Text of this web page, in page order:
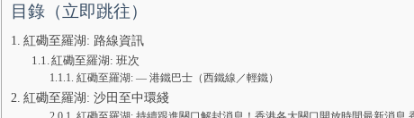
目錄（立即跳往）
紅磡至羅湖: 路線資訊
紅磡至羅湖: 班次
紅磡至羅湖: — 港鐵巴士（西鐵線／輕鐵）
紅磡至羅湖: 沙田至中環綫